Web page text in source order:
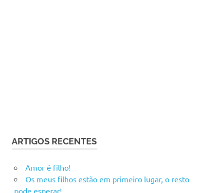
ARTIGOS RECENTES
Amor é filho!
Os meus filhos estão em primeiro lugar, o resto
pode esperar!